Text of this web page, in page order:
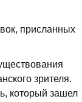
присланных
зрителя.
который зашел